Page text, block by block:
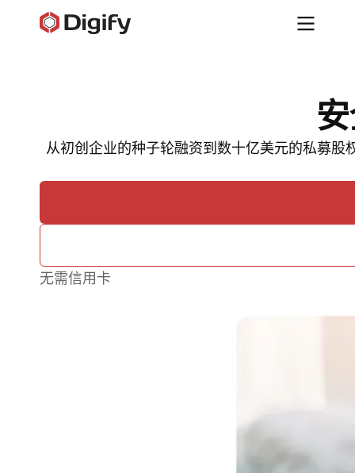
从初创企业的种子轮融资到数十亿美元的私募
无需信用卡